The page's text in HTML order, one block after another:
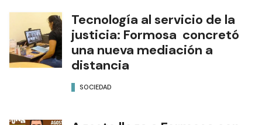
Tecnología al servicio de la
justicia: Formosa concretó
una nueva mediación a
distancia
SOCIEDAD